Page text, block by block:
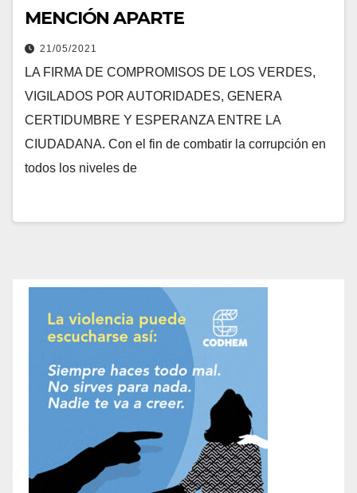
MENCIÓN APARTE
21/05/2021
LA FIRMA DE COMPROMISOS DE LOS VERDES,
VIGILADOS POR AUTORIDADES, GENERA
CERTIDUMBRE Y ESPERANZA ENTRE LA
CIUDADANA. Con el fin de combatir la corrupción en
todos los niveles de